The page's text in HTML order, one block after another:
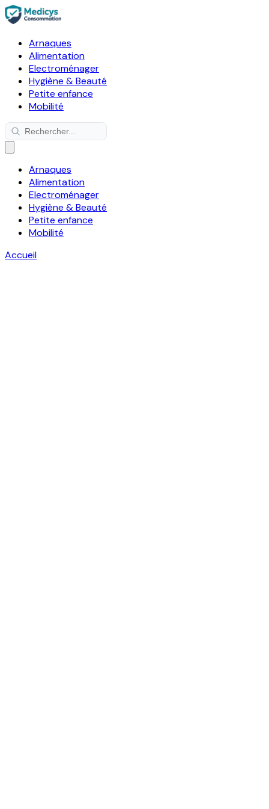
Arnaques
Alimentation
Electroménager
Hygiène & Beauté
Petite enfance
Mobilité
Arnaques
Alimentation
Electroménager
Hygiène & Beauté
Petite enfance
Mobilité
Accueil